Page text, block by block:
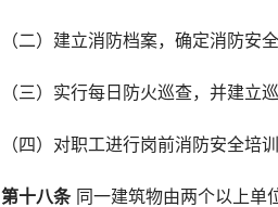
（二）建立消防档案，确定消防安
（三）实行每日防火巡查，并建立巡
（四）对职工进行岗前消防安全培
第十八条 同一建筑物由两个以上单